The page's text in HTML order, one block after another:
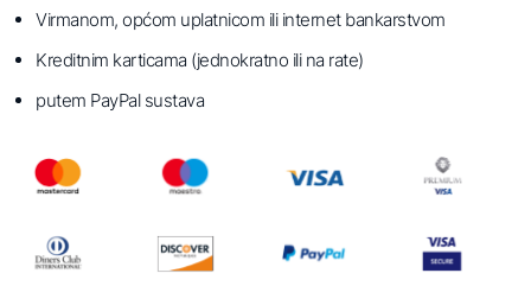
Virmanom, općom uplatnicom ili internet bankarstvom
Kreditnim karticama (jednokratno ili na rate)
putem PayPal sustava